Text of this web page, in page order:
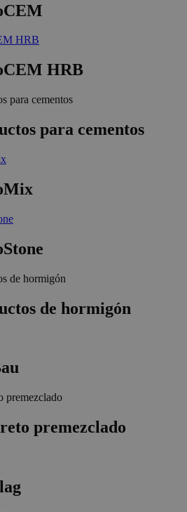
HRB
HRB
para cementos
para cementos
de hormigón
de hormigón
premezclado
premezclado